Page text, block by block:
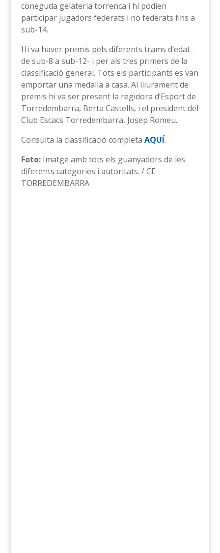
coneguda gelateria torrenca i hi podien
participar jugadors federats i no federats fins a
sub-14.
Hi va haver premis pels diferents trams d’edat -
de sub-8 a sub-12- i per als tres primers de la
classificació general. Tots els participants es van
emportar una medalla a casa. Al lliurament de
premis hi va ser present la regidora d’Esport de
Torredembarra, Berta Castells, i el president del
Club Escacs Torredembarra, Josep Romeu.
Consulta la classificació completa AQUÍ.
Foto:Imatge amb tots els guanyadors de les
diferents categories i autoritats. / CE
TORREDEMBARRA